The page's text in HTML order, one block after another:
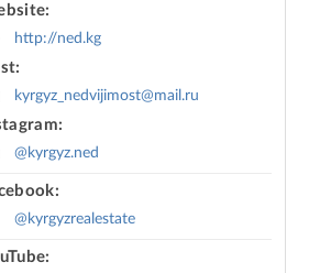
http://ned.kg
kyrgyz_nedvijimost@mail.ru
@kyrgyz.ned
@kyrgyzrealestate